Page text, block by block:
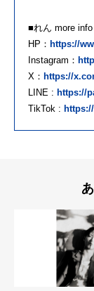
■れん more info
HP： https://
Instagram：
X： https://
LINE : https://
TikTok :